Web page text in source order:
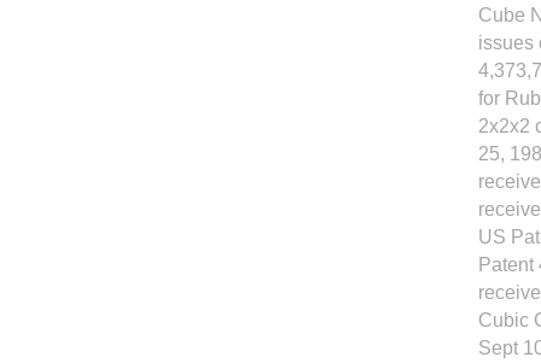
Cube
issues
for
2x2x2
25,
US
Patent
Cubic
Sept